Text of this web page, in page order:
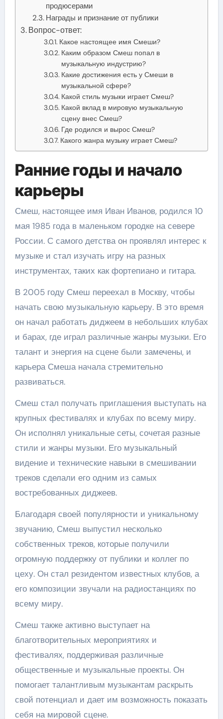
продюсерами
Награды и признание от публики
Вопрос-ответ:
Какое настоящее имя Смеши?
Каким образом Смеш попал в
музыкальную индустрию?
Какие достижения есть у Смеши в
музыкальной сфере?
Какой стиль музыки играет Смеш?
Какой вклад в мировую музыкальную
сцену внес Смеш?
Где родился и вырос Смеш?
Какого жанра музыку играет Смеш?
Ранние годы и начало
карьеры
Смеш, настоящее имя Иван Иванов, родился 10
мая 1985 года в маленьком городке на севере
России. С самого детства он проявлял интерес к
музыке и стал изучать игру на разных
инструментах, таких как фортепиано и гитара.
В 2005 году Смеш переехал в Москву, чтобы
начать свою музыкальную карьеру. В это время
он начал работать диджеем в небольших клубах
и барах, где играл различные жанры музыки. Его
талант и энергия на сцене были замечены, и
карьера Смеша начала стремительно
развиваться.
Смеш стал получать приглашения выступать на
крупных фестивалях и клубах по всему миру.
Он исполнял уникальные сеты, сочетая разные
стили и жанры музыки. Его музыкальный
видение и технические навыки в смешивании
треков сделали его одним из самых
востребованных диджеев.
Благодаря своей популярности и уникальному
звучанию, Смеш выпустил несколько
собственных треков, которые получили
огромную поддержку от публики и коллег по
цеху. Он стал резидентом известных клубов, а
его композиции звучали на радиостанциях по
всему миру.
Смеш также активно выступает на
благотворительных мероприятиях и
фестивалях, поддерживая различные
общественные и музыкальные проекты. Он
помогает талантливым музыкантам раскрыть
свой потенциал и дает им возможность показать
себя на мировой сцене.